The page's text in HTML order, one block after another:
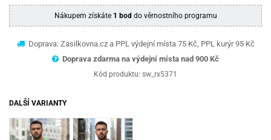
Nákupem získáte 1 bod do věrnostního programu
Doprava: Zasilkovna.cz a PPL výdejní místa 75 Kč, PPL kurýr 95 Kč
Doprava zdarma na výdejní místa nad 900 Kč
Kód produktu: sw_rx5371
DALŠÍ VARIANTY